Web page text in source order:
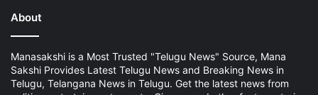
About
Manasakshi is a Most Trusted "Telugu News" Source, Mana
Sakshi Provides Latest Telugu News and Breaking News in
Telugu, Telangana News in Telugu. Get the latest news from